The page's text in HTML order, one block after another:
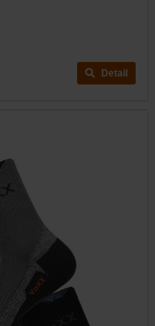
Detail